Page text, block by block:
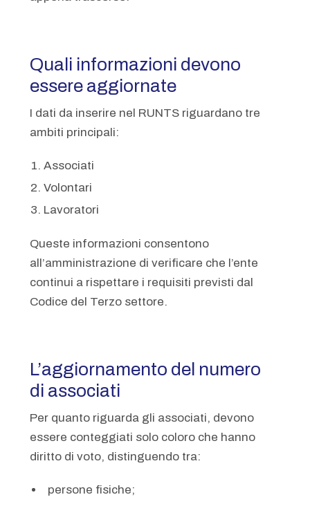
Quali informazioni devono
essere aggiornate
I dati da inserire nel RUNTS riguardano tre
ambiti principali:
Associati
Volontari
Lavoratori
Queste informazioni consentono
all’amministrazione di verificare che l’ente
continui a rispettare i requisiti previsti dal
Codice del Terzo settore.
L’aggiornamento del numero
di associati
Per quanto riguarda gli associati, devono
essere conteggiati solo coloro che hanno
diritto di voto, distinguendo tra:
persone fisiche;